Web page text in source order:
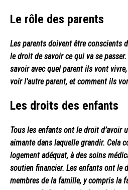
Le rôle des parents
Les parents doivent être conscients
le droit de savoir ce qui va se
savoir avec quel parent ils vont
voir l’autre parent, et comment ils
Les droits des enfants
Tous les enfants ont le droit d’avoir
aimante dans laquelle grandir. Cela
logement adéquat, à des soins
soutien financier. Les enfants ont le
membres de la famille, y compris la